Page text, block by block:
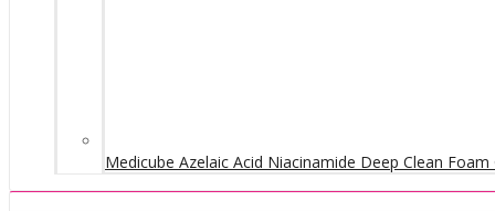
Medicube Azelaic Acid Niacinamide Deep Clean Foam